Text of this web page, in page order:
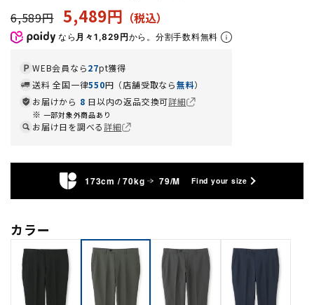
6,589円 5,489円
なら 月々1,829円から。分割手数料無料
WEB会員なら27pt獲得
送料 全国一律550円（店舗受取なら無料）
お届けから 8 日以内の返品交換可詳細
一部対象外商品あり
お届け日を調べる詳細
173cm / 70kg 79/M Find your size
カラー